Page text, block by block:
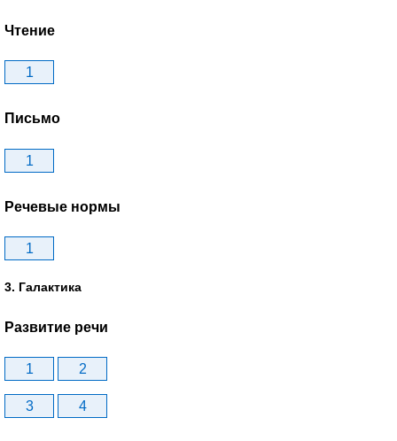
Чтение
1
Письмо
1
Речевые нормы
1
3. Галактика
Развитие речи
1 2
3 4